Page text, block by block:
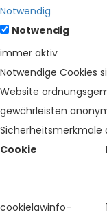
Notwendig
Notwendig
immer aktiv
Notwendige Cookies
Website
gewährleisten
Sicherheitsmerkmale
Cookie
cookielawinfo-